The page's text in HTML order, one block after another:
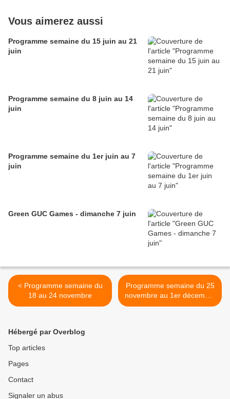
Vous aimerez aussi
Programme semaine du 15 juin au 21
juin
Programme semaine du 8 juin au 14
juin
Programme semaine du 1er juin au 7
juin
Green GUC Games - dimanche 7 juin
< Programme semaine du
18 au 24 novembre
Programme semaine du 25
novembre au 1er décembre
>
Hébergé par Overblog
Top articles
Pages
Contact
Signaler un abus